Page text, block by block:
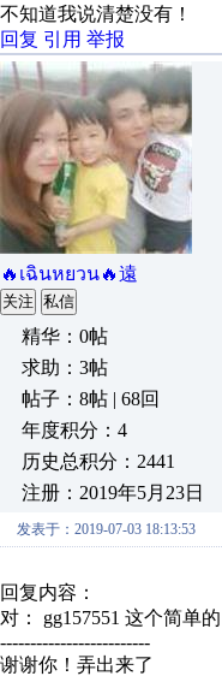
不知道我说清楚没有！
回复 引用 举报
🔥เฉินหยวน🔥遠
关注 私信
精华：0帖
求助：3帖
帖子：8帖 | 68回
年度积分：4
历史总积分：2441
注册：2019年5月23日
发表于：2019-07-03 18:13:53
回复内容：
对： gg157551 这个简单
-------------------------
谢谢你！弄出来了